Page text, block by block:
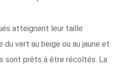
atteignent leur taille
du vert au beige ou au jaune et
sont prêts à être récoltés. La